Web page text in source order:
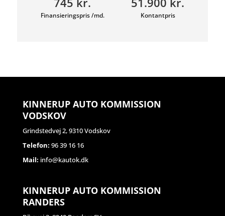
Finansieringspris /md. Kontantpris
KINNERUP AUTO KOMMISSION
VODSKOV
Grindstedvej 2, 9310 Vodskov
Telefon: 96 39 16 16
Mail: info@kautok.dk
KINNERUP AUTO KOMMISSION
RANDERS